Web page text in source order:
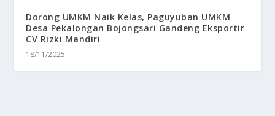
Dorong UMKM Naik Kelas, Paguyuban UMKM
Desa Pekalongan Bojongsari Gandeng Eksportir
CV Rizki Mandiri
18/11/2025